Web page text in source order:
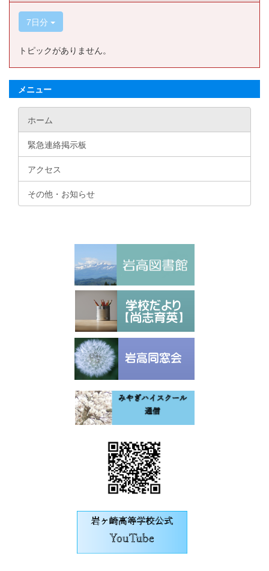
7日分
トピックがありません。
メニュー
ホーム
緊急連絡掲示板
アクセス
その他・お知らせ